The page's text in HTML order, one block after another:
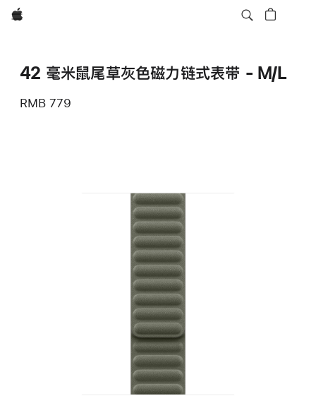
Apple
42 毫米鼠尾草灰色磁力链式表带 - M/L
RMB 779